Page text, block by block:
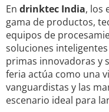
En drinktec India, los
gama de productos,
equipos de
soluciones
primas innovadoras y
feria actúa como una
vanguardistas y las
escenario ideal para